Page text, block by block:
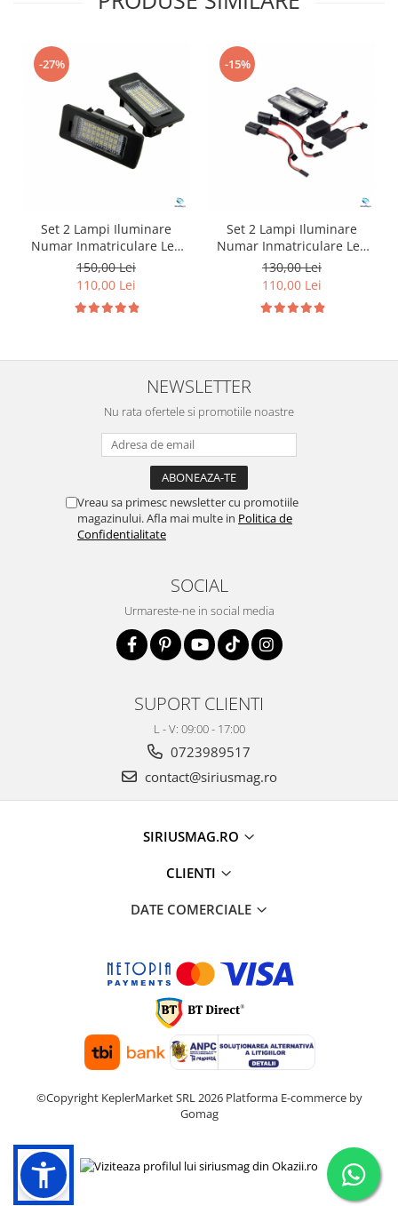
-27%
Set 2 Lampi Iluminare
Numar Inmatriculare Led
pentru BMW
150,00 Lei
110,00 Lei
-15%
Set 2 Lampi Iluminare
Numar Inmatriculare Led
pentru Volkswagen Golf
130,00 Lei
110,00 Lei
NEWSLETTER
Nu rata ofertele si promotiile noastre
Vreau sa primesc newsletter cu promotiile
magazinului. Afla mai multe in Politica de
Confidentialitate
SOCIAL
Urmareste-ne in social media
SUPORT CLIENTI
L - V: 09:00 - 17:00
0723989517
contact@siriusmag.ro
SIRIUSMAG.RO
CLIENTI
DATE COMERCIALE
©Copyright KeplerMarket SRL 2026 Platforma E-commerce by
Gomag